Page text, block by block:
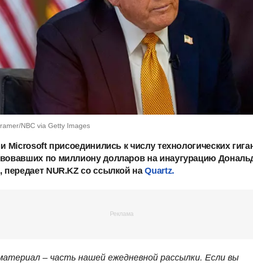
NBC via Getty Images
Microsoft присоединились к числу технологических
по миллиону долларов на инаугурацию
передает NUR.KZ со ссылкой наQuartz.
– часть нашей ежедневной рассылки. Если вы